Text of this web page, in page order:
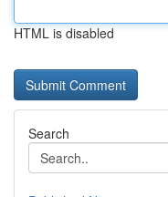
HTML is disabled
Search